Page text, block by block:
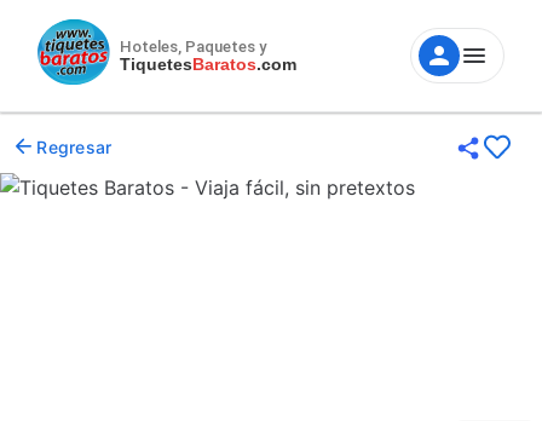
Hoteles, Paquetes y
TiquetesBaratos.com
Regresar